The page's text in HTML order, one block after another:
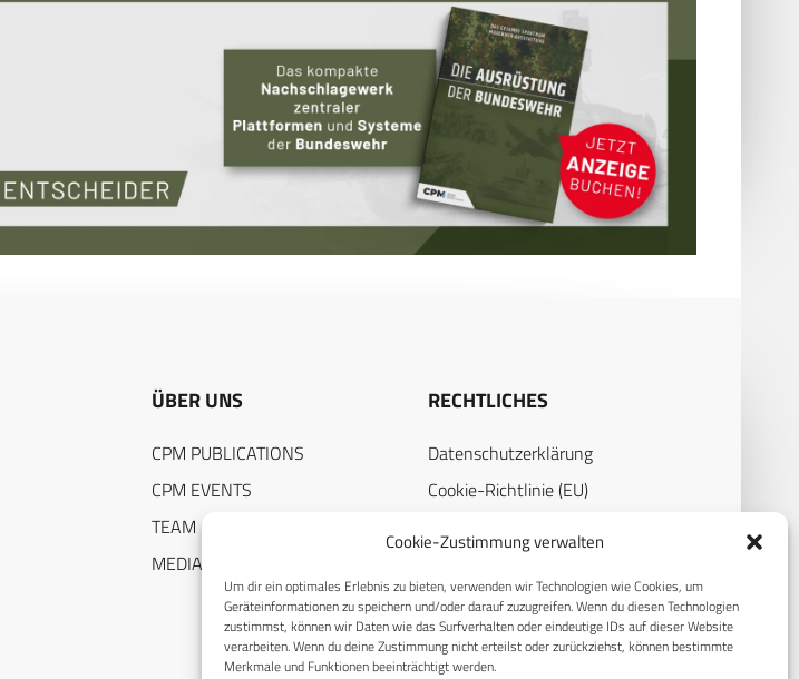
Cookie-Zustimmung verwalten
Um dir ein optimales Erlebnis zu bieten, verwenden wir Technologien wie Cookies, um
Geräteinformationen zu speichern und/oder darauf zuzugreifen. Wenn du diesen Technologien
zustimmst, können wir Daten wie das Surfverhalten oder eindeutige IDs auf dieser Website
verarbeiten. Wenn du deine Zustimmung nicht erteilst oder zurückziehst, können bestimmte
Merkmale und Funktionen beeinträchtigt werden.
ÜBER UNS
CPM PUBLICATIONS
CPM EVENTS
TEAM
MEDIADATEN
RECHTLICHES
Datenschutzerklärung
Cookie-Richtlinie (EU)
Impressum